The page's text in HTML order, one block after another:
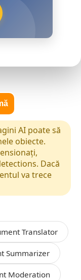
AI poate să
obiecte.
Dacă
va trece
Translator
Summarizer
Moderation